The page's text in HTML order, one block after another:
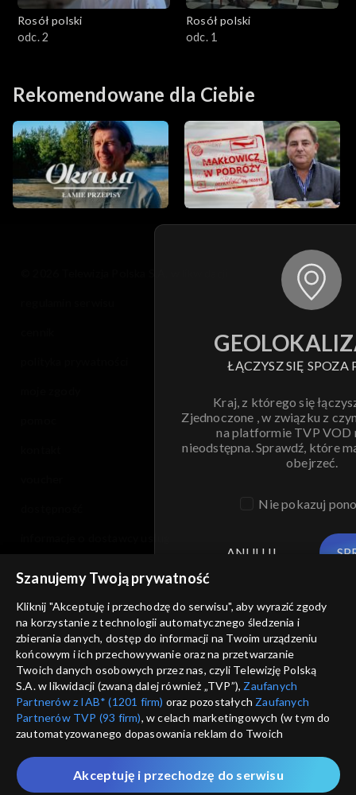
Rosół polski
odc. 2
Rosół polski
odc. 1
Rekomendowane dla Ciebie
ŁĄCZYSZ SIĘ SPOZA
Kraj, z którego się
Zjednoczone , w związku z
na platformie TVP VOD
nieodstępna. Sprawdź, które
obejrzeć.
Nie pokazuj
ANULUJ
Szanujemy Twoją prywatność
Kliknij "Akceptuję i przechodzę do serwisu", aby wyrazić zgody
na korzystanie z technologii automatycznego śledzenia i
zbierania danych, dostęp do informacji na Twoim urządzeniu
końcowym i ich przechowywanie oraz na przetwarzanie
Twoich danych osobowych przez nas, czyli Telewizję Polską
S.A. w likwidacji (zwaną dalej również „TVP”), Zaufanych
Partnerów z IAB* (1201 firm) oraz pozostałych Zaufanych
Partnerów TVP (93 firm), w celach marketingowych (w tym do
zautomatyzowanego dopasowania reklam do Twoich
które wskazujemy poniżej, a także zgody na udostępnianie
przez nas identyfikatora PPID do Google.
Akceptuję i przechodzę do serwisu